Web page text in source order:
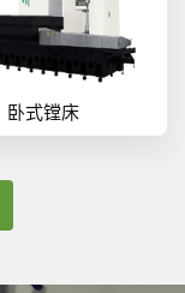
卧式镗床